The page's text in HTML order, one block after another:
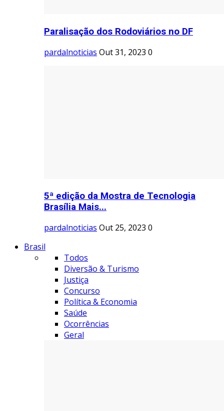
Paralisação dos Rodoviários no DF
pardalnoticias Out 31, 2023 0
5ª edição da Mostra de Tecnologia
Brasília Mais...
pardalnoticias Out 25, 2023 0
Brasil
Todos
Diversão & Turismo
Justiça
Concurso
Política & Economia
Saúde
Ocorrências
Geral